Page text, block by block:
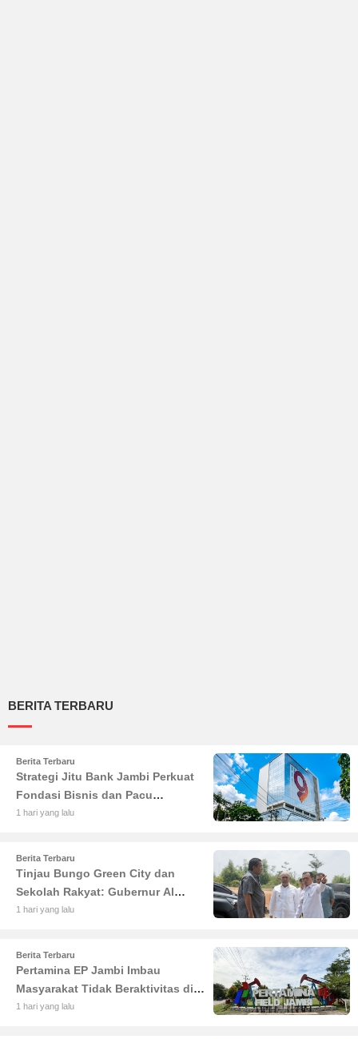
BERITA TERBARU
Berita Terbaru
Strategi Jitu Bank Jambi Perkuat
Fondasi Bisnis dan Pacu
Pertumbuhan Ekonomi Jambi
1 hari yang lalu
Berita Terbaru
Tinjau Bungo Green City dan
Sekolah Rakyat: Gubernur Al
Haris Tekankan Sinergi
1 hari yang lalu
Berita Terbaru
Pertamina EP Jambi Imbau
Masyarakat Tidak Beraktivitas di
Atas Jalur Pipa Migas Demi
1 hari yang lalu